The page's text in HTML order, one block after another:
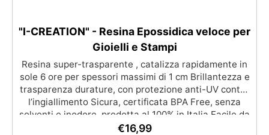
"I-CREATION" - Resina Epossidica veloce per
Gioielli e Stampi
Resina super-trasparente , catalizza rapidamente in
sole 6 ore per spessori massimi di 1 cm Brillantezza e
trasparenza durature, con protezione anti-UV contro
l’ingiallimento Sicura, certificata BPA Free, senza
solventi e inodore, prodotta al 100% in Italia Facile da
usare (rapporto 2:1) e lavorare, con bassa viscosità
€16,99